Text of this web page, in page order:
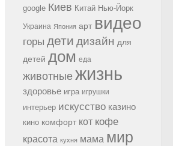
google Киев Китай Нью-Йорк
Украина Япония арт видео
горы дети дизайн для
детей дом еда
животные жизнь
здоровье игра игрушки
интерьер искусство казино
кино комфорт кот кофе
красота кухня мама мир